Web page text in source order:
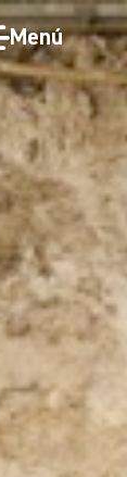
Menú